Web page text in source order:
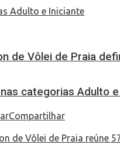
de Vôlei de Praia
categorias Adulto
Compartilhar